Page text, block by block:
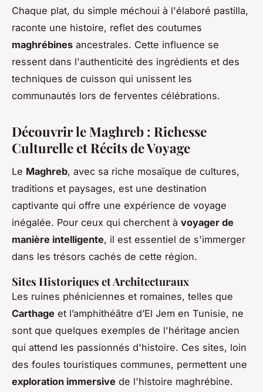
Chaque plat, du simple méchoui à l'élaboré pastilla,
raconte une histoire, reflet des coutumes
maghrébines ancestrales. Cette influence se
ressent dans l'authenticité des ingrédients et des
techniques de cuisson qui unissent les
communautés lors de ferventes célébrations.
Découvrir le Maghreb : Richesse
Culturelle et Récits de Voyage
Le Maghreb, avec sa riche mosaïque de cultures,
traditions et paysages, est une destination
captivante qui offre une expérience de voyage
inégalée. Pour ceux qui cherchent à voyager de
manière intelligente, il est essentiel de s'immerger
dans les trésors cachés de cette région.
Sites Historiques et Architecturaux
Les ruines phéniciennes et romaines, telles que
Carthage et l’amphithéâtre d’El Jem en Tunisie, ne
sont que quelques exemples de l'héritage ancien
qui attend les passionnés d'histoire. Ces sites, loin
des foules touristiques communes, permettent une
exploration immersive de l'histoire maghrébine.